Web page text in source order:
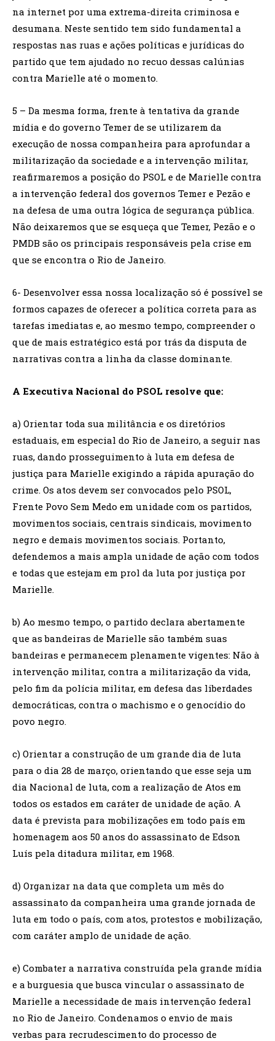
na internet por uma extrema-direita criminosa e
desumana. Neste sentido tem sido fundamental a
respostas nas ruas e ações políticas e jurídicas do
partido que tem ajudado no recuo dessas calúnias
contra Marielle até o momento.
5 – Da mesma forma, frente à tentativa da grande
mídia e do governo Temer de se utilizarem da
execução de nossa companheira para aprofundar a
militarização da sociedade e a intervenção militar,
reafirmaremos a posição do PSOL e de Marielle contra
a intervenção federal dos governos Temer e Pezão e
na defesa de uma outra lógica de segurança pública.
Não deixaremos que se esqueça que Temer, Pezão e o
PMDB são os principais responsáveis pela crise em
que se encontra o Rio de Janeiro.
6- Desenvolver essa nossa localização só é possível se
formos capazes de oferecer a política correta para as
tarefas imediatas e, ao mesmo tempo, compreender o
que de mais estratégico está por trás da disputa de
narrativas contra a linha da classe dominante.
A Executiva Nacional do PSOL resolve que:
a) Orientar toda sua militância e os diretórios
estaduais, em especial do Rio de Janeiro, a seguir nas
ruas, dando prosseguimento à luta em defesa de
justiça para Marielle exigindo a rápida apuração do
crime. Os atos devem ser convocados pelo PSOL,
Frente Povo Sem Medo em unidade com os partidos,
movimentos sociais, centrais sindicais, movimento
negro e demais movimentos sociais. Portanto,
defendemos a mais ampla unidade de ação com todos
e todas que estejam em prol da luta por justiça por
Marielle.
b) Ao mesmo tempo, o partido declara abertamente
que as bandeiras de Marielle são também suas
bandeiras e permanecem plenamente vigentes: Não à
intervenção militar, contra a militarização da vida,
pelo fim da polícia militar, em defesa das liberdades
democráticas, contra o machismo e o genocídio do
povo negro.
c) Orientar a construção de um grande dia de luta
para o dia 28 de março, orientando que esse seja um
dia Nacional de luta, com a realização de Atos em
todos os estados em caráter de unidade de ação. A
data é prevista para mobilizações em todo país em
homenagem aos 50 anos do assassinato de Edson
Luís pela ditadura militar, em 1968.
d) Organizar na data que completa um mês do
assassinato da companheira uma grande jornada de
luta em todo o país, com atos, protestos e mobilização,
com caráter amplo de unidade de ação.
e) Combater a narrativa construída pela grande mídia
e a burguesia que busca vincular o assassinato de
Marielle a necessidade de mais intervenção federal
no Rio de Janeiro. Condenamos o envio de mais
verbas para recrudescimento do processo de